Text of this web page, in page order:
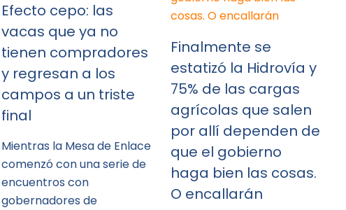
Efecto cepo: las
vacas que ya no
tienen compradores
y regresan a los
campos a un triste
final
Mientras la Mesa de Enlace
comenzó con una serie de
encuentros con
gobernadores de
Finalmente se
estatizó la Hidrovía y
75% de las cargas
agrícolas que salen
por allí dependen de
que el gobierno
haga bien las cosas.
O encallarán